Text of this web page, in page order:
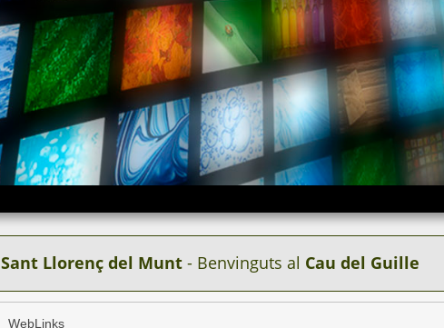
Sant Llorenç del Munt- Benvinguts al Cau del Guille
WebLinks